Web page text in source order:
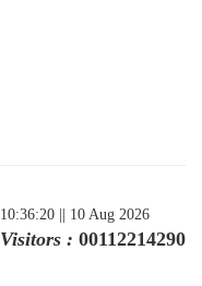
10:36:20 || 10 Aug 2026
Visitors : 00112214290